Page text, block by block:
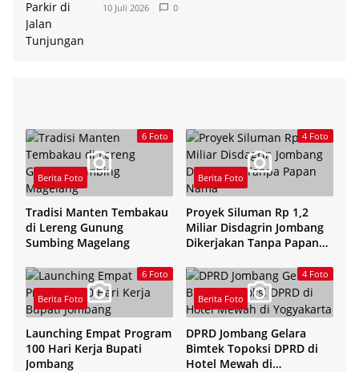
10 Juli 2026 0
6 Foto
Berita Foto
Tradisi Manten Tembakau
di Lereng Gunung
Sumbing Magelang
4 Foto
Berita Foto
Proyek Siluman Rp 1,2
Miliar Disdagrin Jombang
Dikerjakan Tanpa Papan
6 Foto
Berita Foto
Launching Empat Program
100 Hari Kerja Bupati
Jombang
4 Foto
Berita Foto
DPRD Jombang Gelara
Bimtek Topoksi DPRD di
Hotel Mewah di